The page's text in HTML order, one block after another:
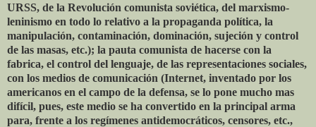
URSS, de la Revolución comunista soviética, del marxismo-
leninismo en todo lo relativo a la propaganda política, la
manipulación, contaminación, dominación, sujeción y control
de las masas, etc.); la pauta comunista de hacerse con la
fabrica, el control del lenguaje, de las representaciones sociales,
con los medios de comunicación (Internet, inventado por los
americanos en el campo de la defensa, se lo pone mucho mas
difícil, pues, este medio se ha convertido en la principal arma
para, frente a los regímenes antidemocráticos, censores, etc.,